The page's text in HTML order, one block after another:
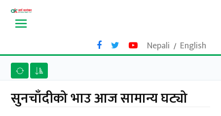
Nepali / English
सुनचाँदीको भाउ आज सामान्य घट्यो